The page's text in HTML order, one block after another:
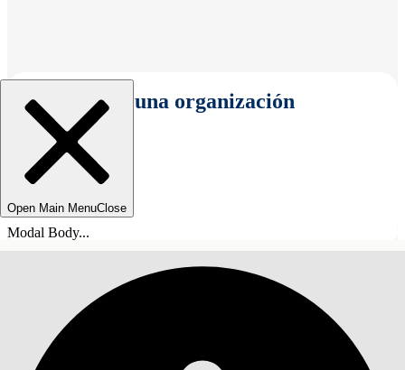
Seleccionar una organización
Open Main MenuClose
Modal Body...